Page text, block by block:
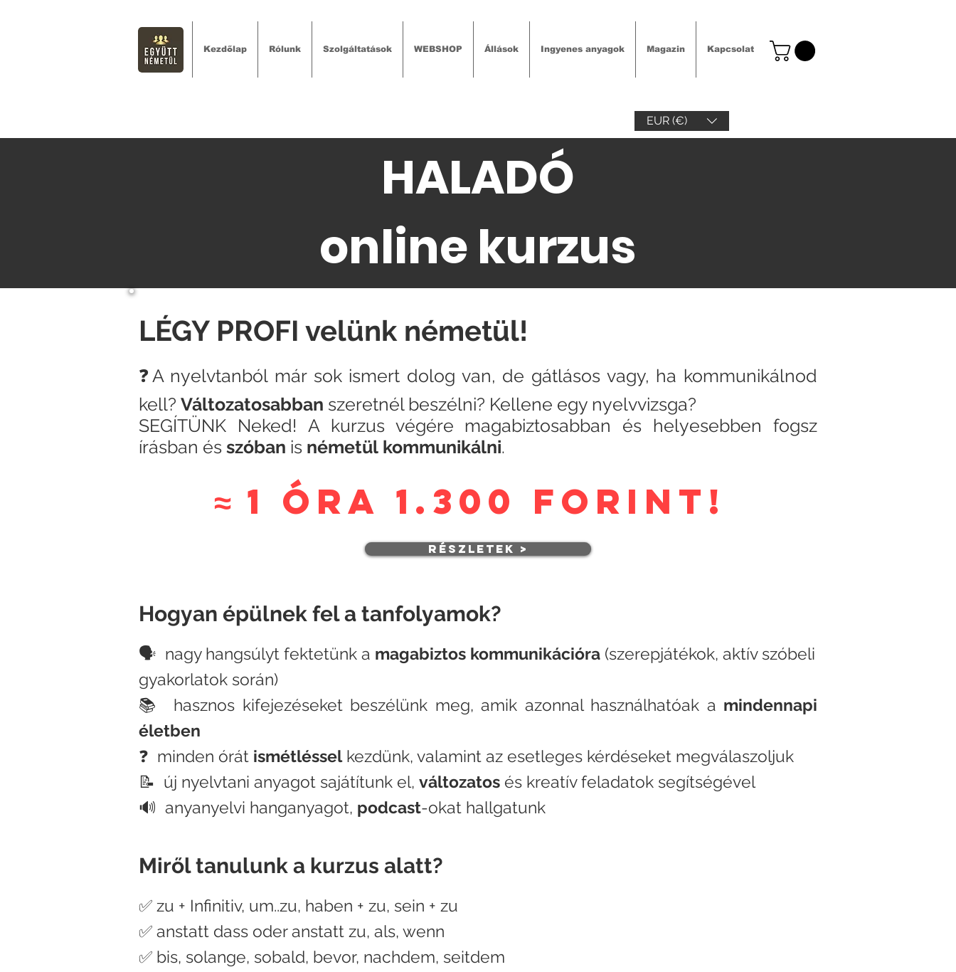
Kezdőlap Rólunk Szolgáltatások WEBSHOP Állások Ingyenes anyagok Magazin Kapcsolat
EUR (€)
HALADÓ
online kurzus
LÉGY PROFI velünk németül!
❓A nyelvtanból már sok ismert dolog van, de gátlásos vagy, ha kommunikálnod
kell? Változatosabban szeretnél beszélni? Kellene egy nyelvvizsga?
SEGÍTÜNK Neked! A kurzus végére magabiztosabban és helyesebben fogsz
írásban és szóban is németül kommunikálni.
≈ 1 óra 1.300 forint!
részletek >
Hogyan épülnek fel a tanfolyamok?
🗣 nagy hangsúlyt fektetünk a magabiztos kommunikációra (szerepjátékok, aktív szóbeli
gyakorlatok során)
📚 hasznos kifejezéseket beszélünk meg, amik azonnal használhatóak a mindennapi
életben
❓ minden órát ismétlésselkezdünk, valamint az esetleges kérdéseket megválaszoljuk
📝 új nyelvtani anyagot sajátítunk el, változatos és kreatív feladatok segítségével
🔊 anyanyelvi hanganyagot, podcast-okat hallgatunk
Miről tanulunk a kurzus alatt?
✅ zu + Infinitiv, um..zu, haben + zu, sein + zu
✅ anstatt dass oder anstatt zu, als, wenn
✅ bis, solange, sobald, bevor, nachdem, seitdem